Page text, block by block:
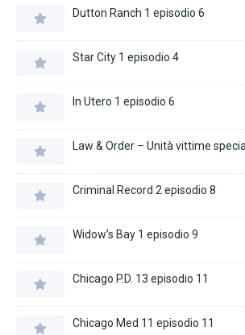
Dutton Ranch 1 episodio 6
Star City 1 episodio 4
In Utero 1 episodio 6
Law & Order – Unità vittime
Criminal Record 2 episodio 8
Widow’s Bay 1 episodio 9
Chicago P.D. 13 episodio 11
Chicago Med 11 episodio 11